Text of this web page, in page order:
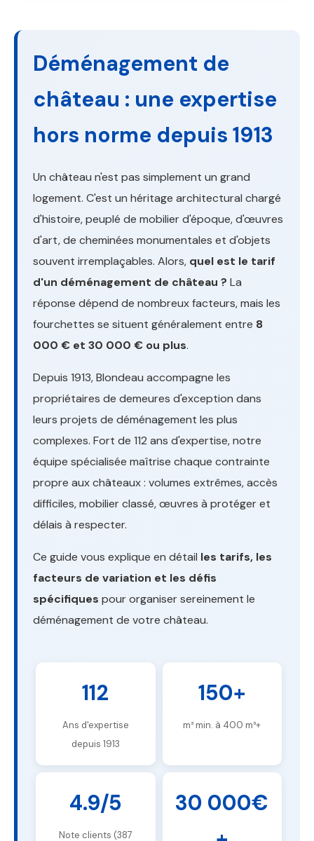
Déménagement de
château : une expertise
hors norme depuis 1913
Un château n'est pas simplement un grand
logement. C'est un héritage architectural chargé
d'histoire, peuplé de mobilier d'époque, d'œuvres
d'art, de cheminées monumentales et d'objets
souvent irremplaçables. Alors, quel est le tarif
d'un déménagement de château ? La
réponse dépend de nombreux facteurs, mais les
fourchettes se situent généralement entre 8
000 € et 30 000 € ou plus.
Depuis 1913, Blondeau accompagne les
propriétaires de demeures d'exception dans
leurs projets de déménagement les plus
complexes. Fort de 112 ans d'expertise, notre
équipe spécialisée maîtrise chaque contrainte
propre aux châteaux : volumes extrêmes, accès
difficiles, mobilier classé, œuvres à protéger et
délais à respecter.
Ce guide vous explique en détail les tarifs, les
facteurs de variation et les défis
spécifiques pour organiser sereinement le
déménagement de votre château.
112
Ans d'expertise
depuis 1913
150+
m³ min. à 400 m³+
4.9/5
Note clients (387
30 000€